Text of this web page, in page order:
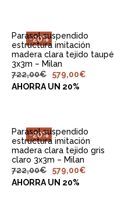
-20%
Parasol suspendido
estructura imitación
madera clara tejido taupé
3x3m – Milan
722,00€ 579,00€
AHORRA UN 20%
-20%
Parasol suspendido
estructura imitación
madera clara tejido gris
claro 3x3m – Milan
722,00€ 579,00€
AHORRA UN 20%